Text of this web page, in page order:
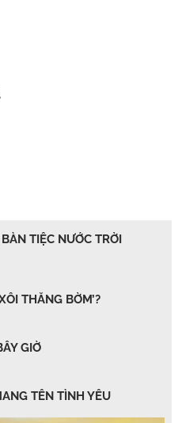
TIỆC NƯỚC TRỜI
THẰNG BỜM’?
GIỜ
TÊN TÌNH YÊU